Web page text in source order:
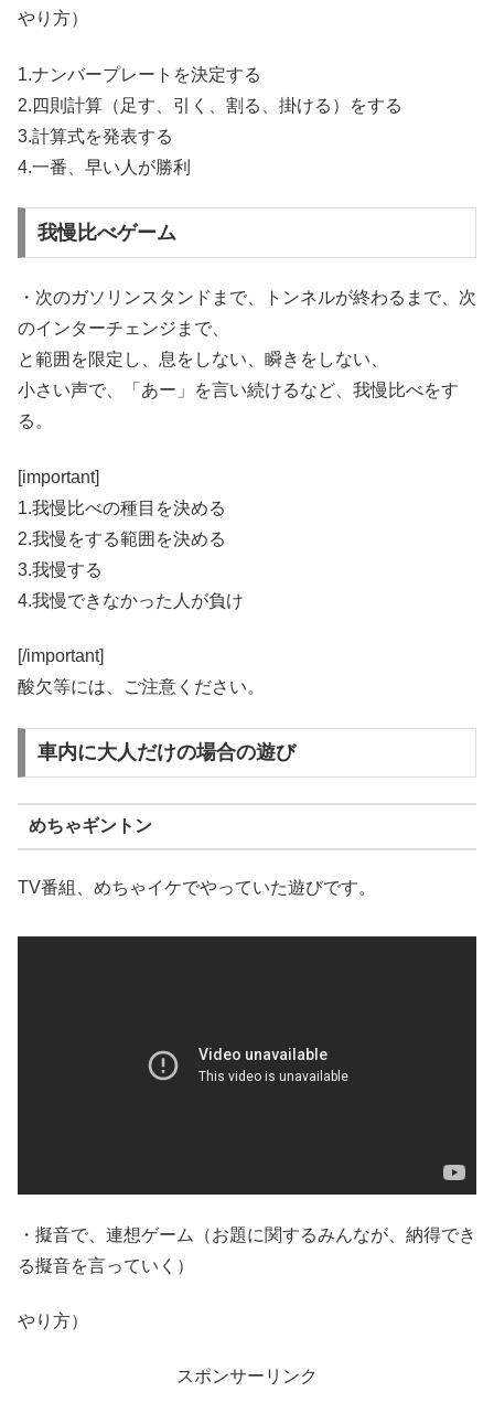
やり方）
1.ナンバープレートを決定する
2.四則計算（足す、引く、割る、掛ける）をする
3.計算式を発表する
4.一番、早い人が勝利
我慢比べゲーム
・次のガソリンスタンドまで、トンネルが終わるまで、次
のインターチェンジまで、
と範囲を限定し、息をしない、瞬きをしない、
小さい声で、「あー」を言い続けるなど、我慢比べをす
る。
[important]
1.我慢比べの種目を決める
2.我慢をする範囲を決める
3.我慢する
4.我慢できなかった人が負け
[/important]
酸欠等には、ご注意ください。
車内に大人だけの場合の遊び
めちゃギントン
TV番組、めちゃイケでやっていた遊びです。
・擬音で、連想ゲーム（お題に関するみんなが、納得でき
る擬音を言っていく）
やり方）
スポンサーリンク